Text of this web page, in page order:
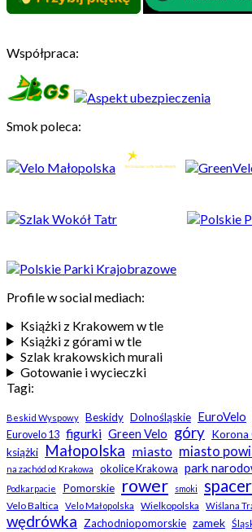
Współpraca:
Smok poleca:
Profile w social mediach:
Książki z Krakowem w tle
Książki z górami w tle
Szlak krakowskich murali
Gotowanie i wycieczki
Tagi:
Beskid Wyspowy Beskidy Dolnośląskie EuroVelo
Eurovelo 13 figurki Green Velo góry Korona
książki Małopolska miasto miasto
na zachód od Krakowa okolice Krakowa park
Podkarpacie
Pomorskie rower smoki spacer
Velo Baltica Velo Małopolska Wielkopolska Wiślana
wędrówka Zachodniopomorskie zamek